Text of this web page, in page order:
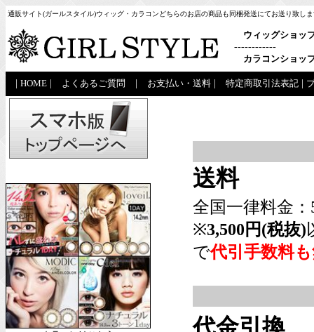
通販サイト(ガールスタイル)ウィッグ・カラコンどちらのお店の商品も同梱発送にてお送り致し
ウィッグショッ
------------
カラコンショッ
HOME よくあるご質問 お支払い・送料 特定商取引法表記
送料
全国一律料金：
※3,500円(税抜)
で代引手数料
代金引換